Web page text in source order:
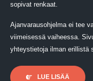
sopivat renkaat.
Ajanvarausohjelma ei tee
viimeisessä vaiheessa.
yhteystietoja ilman erillistä
LUE LISÄÄ